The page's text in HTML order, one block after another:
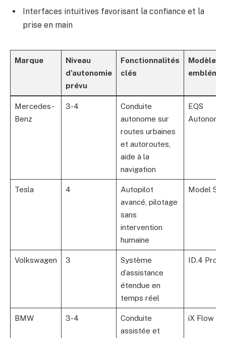
Interfaces intuitives favorisant la confiance et la
prise en main
Marque
Niveau
d’autonomie
prévu
Fonctionnalités
clés
Modèle
Mercedes-
Benz
3-4
Conduite
autonome sur
routes urbaines
et autoroutes,
aide à la
navigation
EQS
Tesla 4
Autopilot
avancé, pilotage
sans
intervention
humaine
Model S
Volkswagen 3
Système
d’assistance
étendue en
temps réel
ID.4 Pro
BMW 3-4
Conduite
assistée et
iX Flow